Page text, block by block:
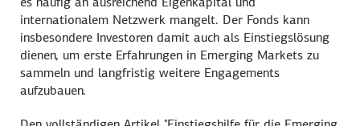
internationalem Netzwerk mangelt. Der Fonds kann
insbesondere Investoren damit auch als Einstiegslösung
dienen, um erste Erfahrungen in Emerging Markets zu
sammeln und langfristig weitere Engagements
aufzubauen.